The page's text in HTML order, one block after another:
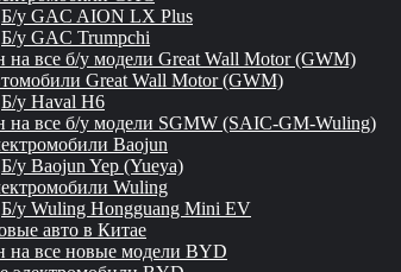
Б/у GAC AION LX Plus
Б/у GAC Trumpchi
на все б/у модели Great Wall Motor (GWM)
Great Wall Motor (GWM)
Б/у Haval H6
на все б/у модели SGMW (SAIC-GM-Wuling)
Baojun
Б/у Baojun Yep (Yueya)
Wuling
Б/у Wuling Hongguang Mini EV
авто в Китае
на все новые модели BYD